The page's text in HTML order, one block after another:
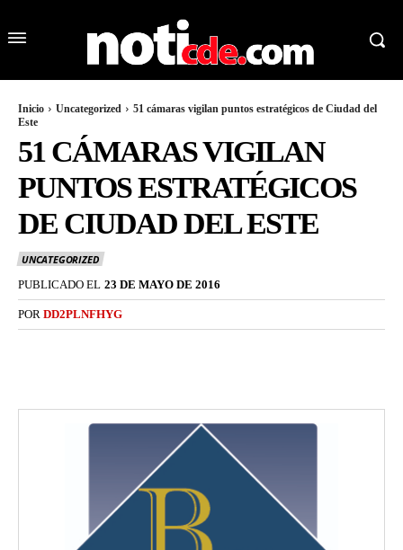
Inicio Uncategorized
51 cámaras vigilan puntos estratégicos de Ciudad del
Este
51 CÁMARAS VIGILAN
PUNTOS ESTRATÉGICOS
DE CIUDAD DEL ESTE
UNCATEGORIZED
PUBLICADO EL 23 DE MAYO DE 2016
POR DD2PLNFHYG